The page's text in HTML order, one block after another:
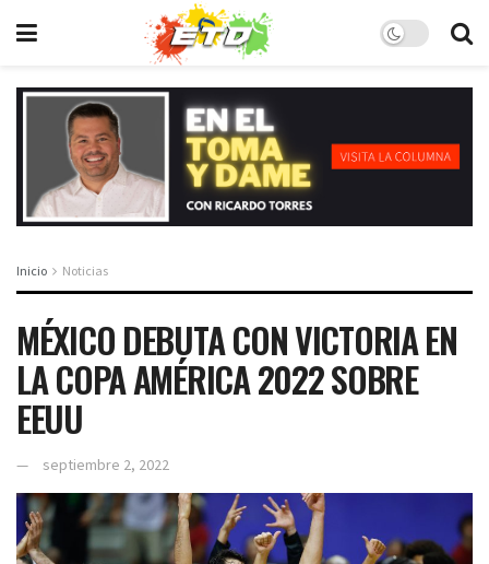
Inicio Noticias
MÉXICO DEBUTA CON VICTORIA EN
LA COPA AMÉRICA 2022 SOBRE
EEUU
septiembre 2, 2022